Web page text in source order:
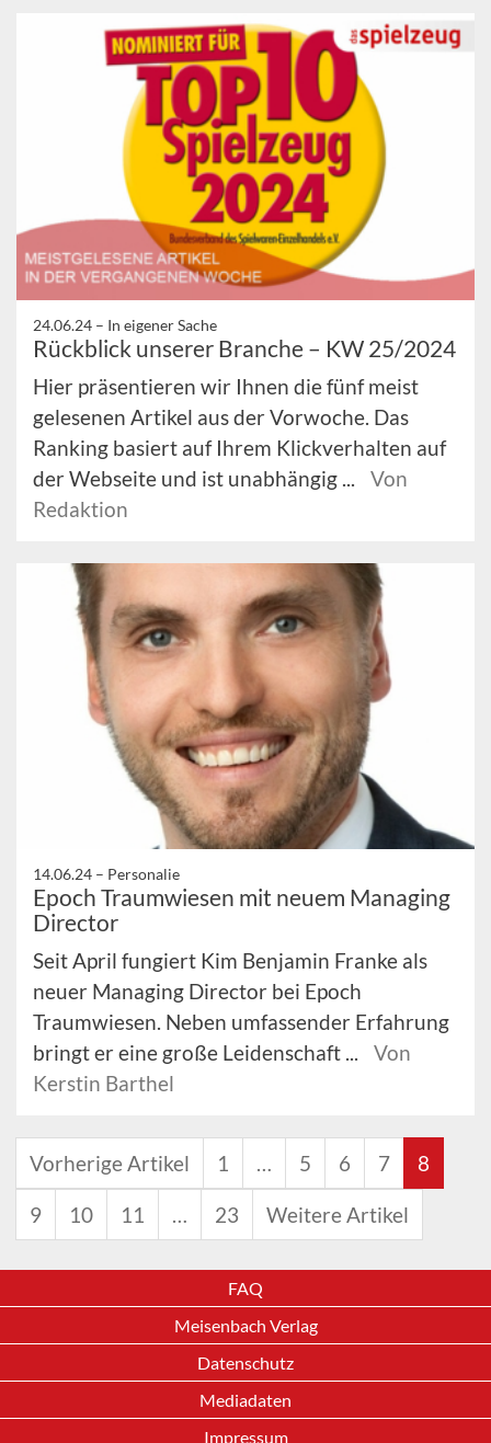
24.06.24 – In eigener Sache
Rückblick unserer Branche – KW 25/2024
Hier präsentieren wir Ihnen die fünf meist
gelesenen Artikel aus der Vorwoche. Das
Ranking basiert auf Ihrem Klickverhalten auf
der Webseite und ist unabhängig ...
Von
Redaktion
14.06.24 – Personalie
Epoch Traumwiesen mit neuem Managing
Director
Seit April fungiert Kim Benjamin Franke als
neuer Managing Director bei Epoch
Traumwiesen. Neben umfassender Erfahrung
bringt er eine große Leidenschaft ...
Von
Kerstin Barthel
Vorherige Artikel 1 … 5 6 7 8
9 10 11 … 23 Weitere Artikel
FAQ
Meisenbach Verlag
Datenschutz
Mediadaten
Impressum